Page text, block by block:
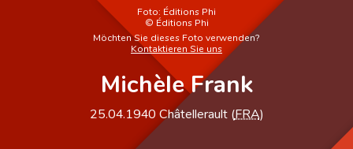
Häufige Fragen und Antworten
Forschungsgruppe
Foto: Éditions Phi
© Éditions Phi
Möchten Sie dieses Foto verwenden?
Kontaktieren Sie uns
Michèle Frank
25.04.1940 Châtellerault (FRA)